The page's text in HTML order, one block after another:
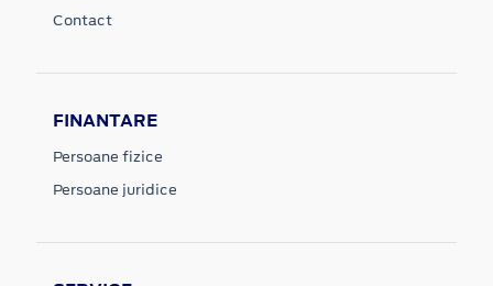
Contact
FINANTARE
Persoane fizice
Persoane juridice